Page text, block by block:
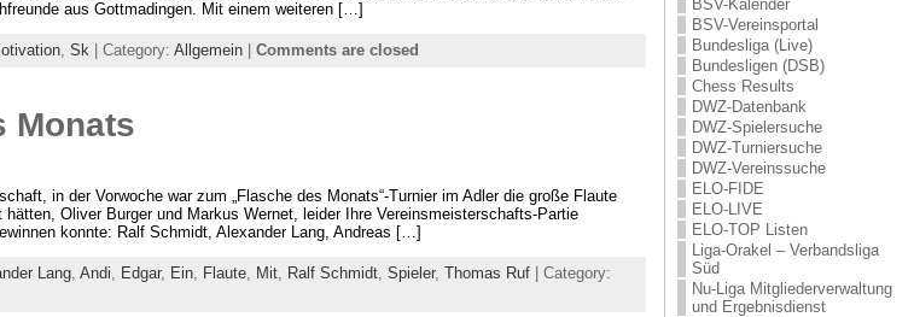
aus Gottmadingen. Mit einem weiteren […]
, Sk| Category: Allgemein| Comments are closed
Monats
in der Vorwoche war zum „Flasche des Monats“-Turnier im Adler die große Flaute
Oliver Burger und Markus Wernet, leider Ihre Vereinsmeisterschafts-Partie
konnte: Ralf Schmidt, Alexander Lang, Andreas […]
Lang, Andi Edgar, Ein, Flaute, Mit, Ralf Schmidt, Spieler, Thomas Ruf| Category:
BSV-Kalender
BSV-Vereinsportal
Bundesliga (Live)
Bundesligen (DSB)
Chess Results
DWZ-Datenbank
DWZ-Spielersuche
DWZ-Turniersuche
DWZ-Vereinssuche
ELO-FIDE
ELO-LIVE
ELO-TOP Listen
Liga-Orakel – Verbandsliga
Süd
Nu-Liga Mitgliederverwaltung
und Ergebnisdienst